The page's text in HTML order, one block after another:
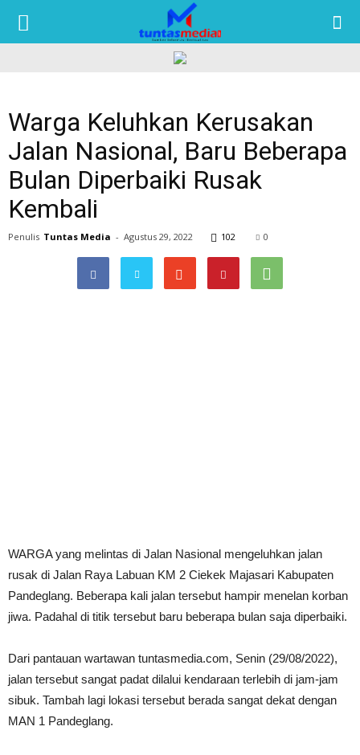
Warga Keluhkan Kerusakan
Jalan Nasional, Baru Beberapa
Bulan Diperbaiki Rusak
Kembali
Penulis Tuntas Media - Agustus 29, 2022 102 0
WARGA yang melintas di Jalan Nasional mengeluhkan jalan
rusak di Jalan Raya Labuan KM 2 Ciekek Majasari Kabupaten
Pandeglang. Beberapa kali jalan tersebut hampir menelan korban
jiwa. Padahal di titik tersebut baru beberapa bulan saja diperbaiki.
Dari pantauan wartawan tuntasmedia.com, Senin (29/08/2022),
jalan tersebut sangat padat dilalui kendaraan terlebih di jam-jam
sibuk. Tambah lagi lokasi tersebut berada sangat dekat dengan
MAN 1 Pandeglang.